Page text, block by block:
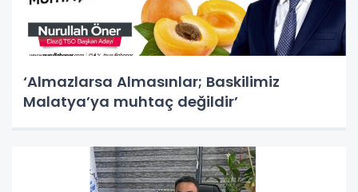
‘Almazlarsa Almasınlar; Baskilimiz
Malatya’ya muhtaç değildir’